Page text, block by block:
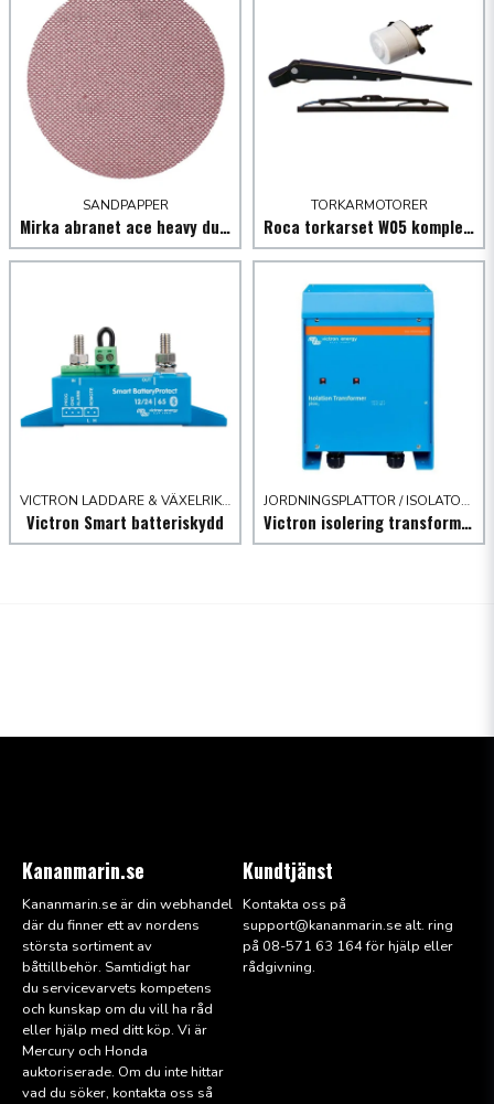
SANDPAPPER
Mirka abranet ace heavy duty nät p 40 - 25 st
TORKARMOTORER
Roca torkarset W05 komplett
VICTRON LADDARE & VÄXELRIKTARE
Victron Smart batteriskydd
JORDNINGSPLATTOR / ISOLATORER
Victron isolering transformator
Kananmarin.se
Kananmarin.se är din webhandel
där du finner ett av nordens
största sortiment av
båttillbehör. Samtidigt har
du servicevarvets kompetens
och kunskap om du vill ha råd
eller hjälp med ditt köp. Vi är
Mercury och Honda
auktoriserade. Om du inte hittar
vad du söker, kontakta oss så
Kundtjänst
Kontakta oss på
support@kananmarin.se alt. ring
på 08-571 63 164 för hjälp eller
rådgivning.